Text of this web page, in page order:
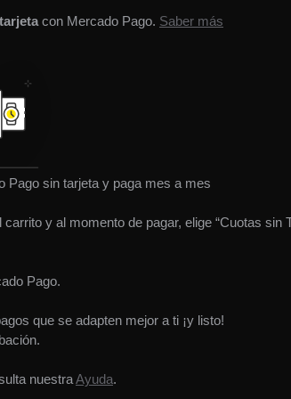
con Mercado Pago. Saber más
Pago sin tarjeta y paga mes a mes
y al momento de pagar, elige “Cuotas sin
Pago.
que se adapten mejor a ti ¡y listo!
nuestraAyuda.